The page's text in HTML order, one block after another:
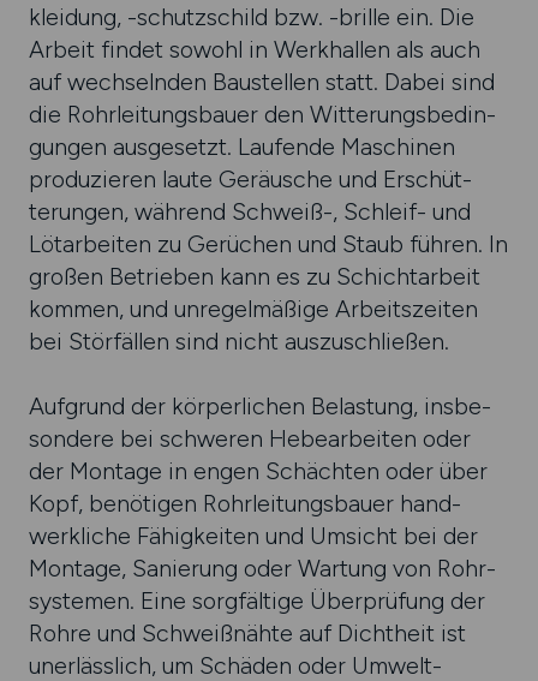
kleidung, -schutz­schild bzw. -brille ein. Die
Arbeit findet sowohl in Werk­hallen als auch
auf wech­seln­den Bau­stellen statt. Dabei sind
die Rohr­leitungs­bauer den Witte­rungs­bedin­
gungen ausge­setzt. Lau­fende Maschinen
produ­zieren laute Geräusche und Erschüt­
terun­gen, während Schweiß-, Schleif- und
Löt­arbei­ten zu Gerüchen und Staub führen. In
großen Betrie­ben kann es zu Schicht­arbeit
kommen, und unregel­mäßige Arbeits­zeiten
bei Stör­fällen sind nicht aus­zu­schließen.
Aufgrund der körperlichen Belas­tung, insbe­
sondere bei schweren Hebe­arbeiten oder
der Mon­tage in engen Schächten oder über
Kopf, benöti­gen Rohr­leitungs­bauer hand­
werk­liche Fähig­keiten und Um­sicht bei der
Mon­tage, Sanie­rung oder War­tung von Rohr­
systemen. Eine sorg­fäl­tige Über­prüfung der
Rohre und Schweißnähte auf Dicht­heit ist
uner­läss­lich, um Schäden oder Umwelt­